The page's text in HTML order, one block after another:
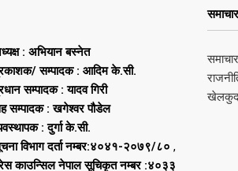
: अभियान बस्नेत
सम्पादक : आदिम के.सी.
सम्पादक : यादव गिरी
सम्पादक : खगेश्वर पौडेल
: दुर्गा के.सी.
विभाग दर्ता नम्बर:४०४१-२०७९/८० ,
काउन्सिल नेपाल सूचिकृत नम्बर :४०३३
समाचार
समाचार